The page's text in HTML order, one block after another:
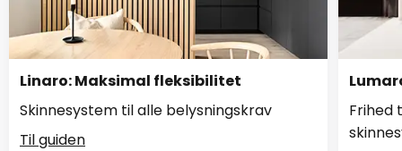
Linaro: Maksimal fleksibilitet
Skinnesystem til alle belysningskrav
Til guiden
Frihed